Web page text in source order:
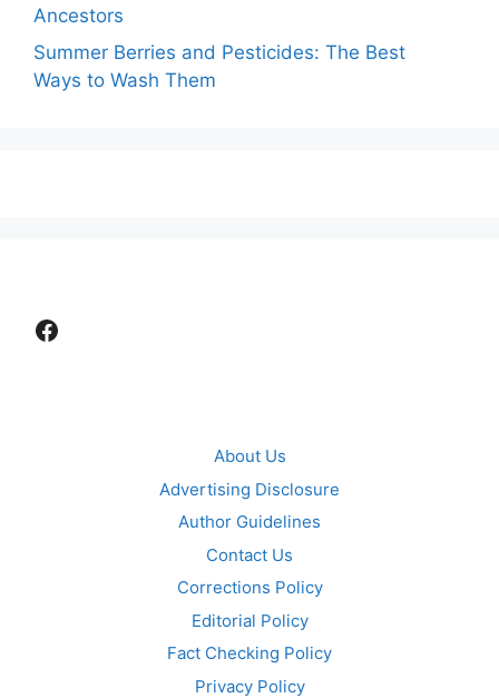
Ancestors
Summer Berries and Pesticides: The Best
Ways to Wash Them
Facebook
About Us
Advertising Disclosure
Author Guidelines
Contact Us
Corrections Policy
Editorial Policy
Fact Checking Policy
Privacy Policy